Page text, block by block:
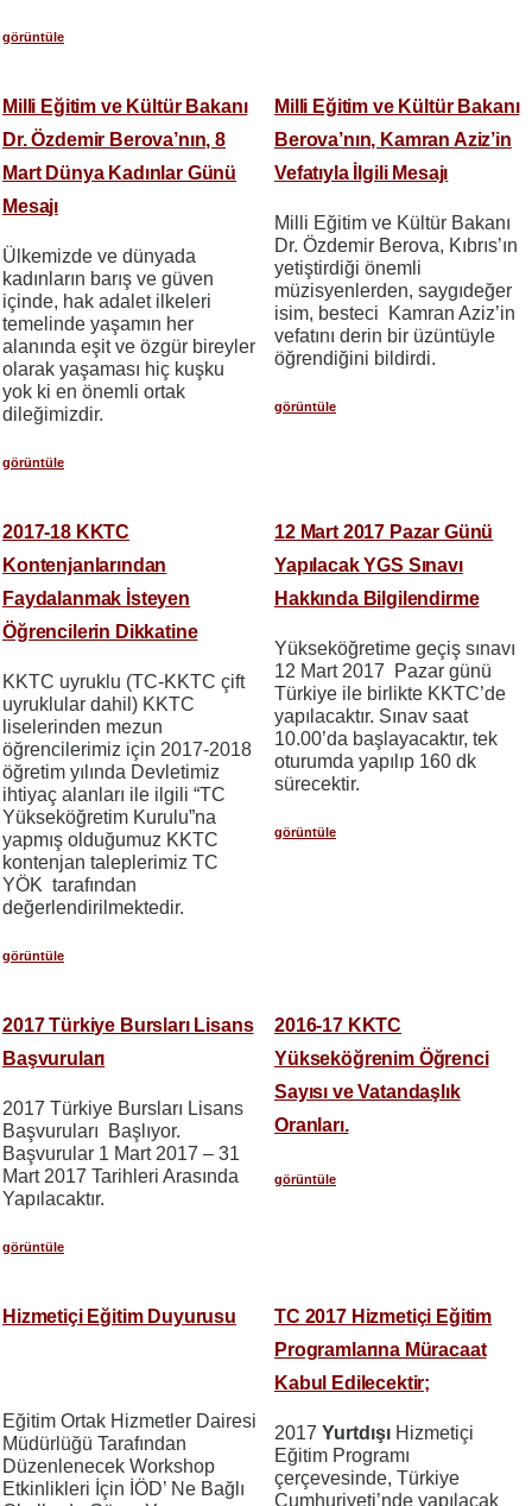
görüntüle
Milli Eğitim ve Kültür Bakanı
Dr. Özdemir Berova’nın, 8
Mart Dünya Kadınlar Günü
Mesajı
Ülkemizde ve dünyada
kadınların barış ve güven
içinde, hak adalet ilkeleri
temelinde yaşamın her
alanında eşit ve özgür bireyler
olarak yaşaması hiç kuşku
yok ki en önemli ortak
dileğimizdir.
görüntüle
Milli Eğitim ve Kültür Bakanı
Berova’nın, Kamran Aziz’in
Vefatıyla İlgili Mesajı
Milli Eğitim ve Kültür Bakanı
Dr. Özdemir Berova, Kıbrıs’ın
yetiştirdiği önemli
müzisyenlerden, saygıdeğer
isim, besteci Kamran Aziz’in
vefatını derin bir üzüntüyle
öğrendiğini bildirdi.
görüntüle
2017-18 KKTC
Kontenjanlarından
Faydalanmak İsteyen
Öğrencilerin Dikkatine
KKTC uyruklu (TC-KKTC çift
uyruklular dahil) KKTC
liselerinden mezun
öğrencilerimiz için 2017-2018
öğretim yılında Devletimiz
ihtiyaç alanları ile ilgili “TC
Yükseköğretim Kurulu”na
yapmış olduğumuz KKTC
kontenjan taleplerimiz TC
YÖK tarafından
değerlendirilmektedir.
görüntüle
12 Mart 2017 Pazar Günü
Yapılacak YGS Sınavı
Hakkında Bilgilendirme
Yükseköğretime geçiş sınavı
12 Mart 2017 Pazar günü
Türkiye ile birlikte KKTC’de
yapılacaktır. Sınav saat
10.00’da başlayacaktır, tek
oturumda yapılıp 160 dk
sürecektir.
görüntüle
2017 Türkiye Bursları Lisans
Başvuruları
2017 Türkiye Bursları Lisans
Başvuruları Başlıyor.
Başvurular 1 Mart 2017 – 31
Mart 2017 Tarihleri Arasında
Yapılacaktır.
görüntüle
2016-17 KKTC
Yükseköğrenim Öğrenci
Sayısı ve Vatandaşlık
Oranları.
görüntüle
Hizmetiçi Eğitim Duyurusu
Eğitim Ortak Hizmetler Dairesi
Müdürlüğü Tarafından
Düzenlenecek Workshop
Etkinlikleri İçin İÖD’ Ne Bağlı
TC 2017 Hizmetiçi Eğitim
Programlarına Müracaat
Kabul Edilecektir;
2017 Yurtdışı Hizmetiçi
Eğitim Programı
çerçevesinde, Türkiye
Cumhuriyeti’nde yapılacak